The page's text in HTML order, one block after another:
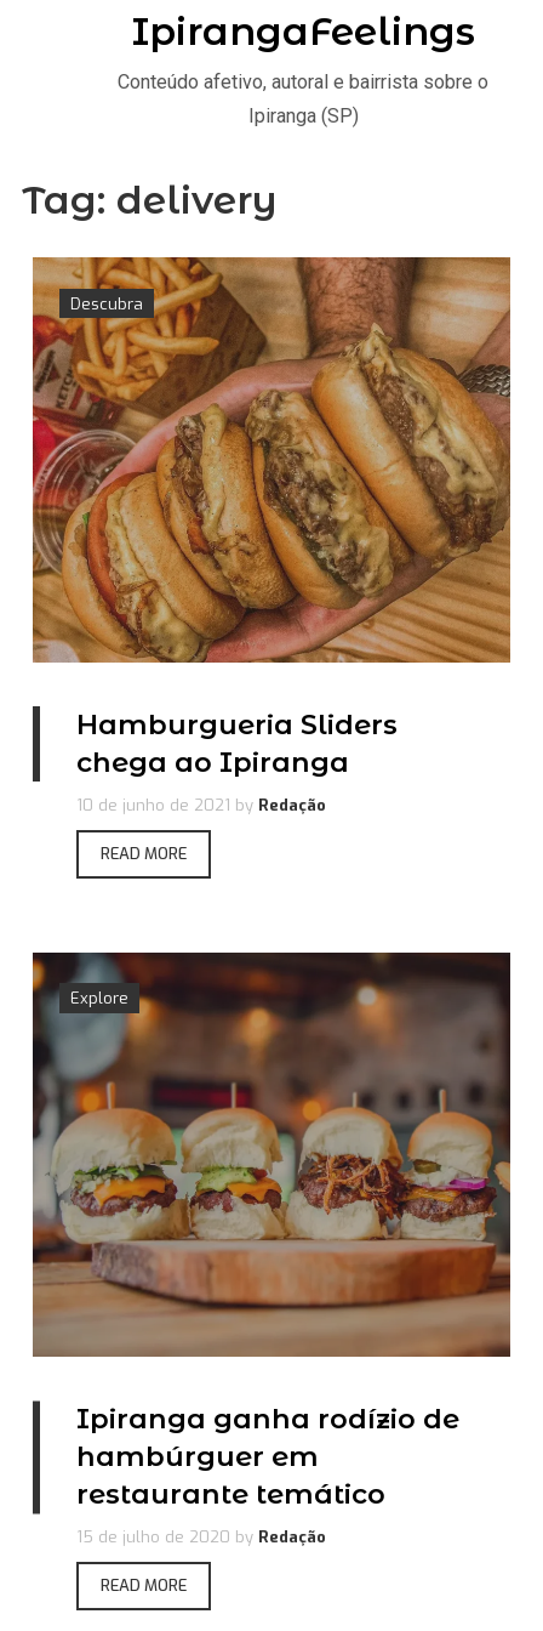
Tag: delivery
Descubra
Hamburgueria Sliders
chega ao Ipiranga
10 de junho de 2021 by Redação
READ MORE
Explore
Ipiranga ganha rodízio de
hambúrguer em
restaurante temático
15 de julho de 2020 by Redação
READ MORE
IpirangaFeelings
Conteúdo afetivo, autoral e bairrista sobre o
Ipiranga (SP)